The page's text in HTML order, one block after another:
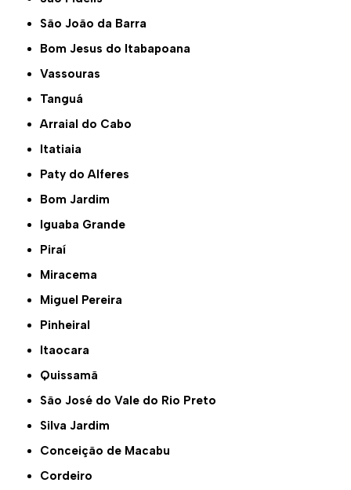
São João da Barra
Bom Jesus do Itabapoana
Vassouras
Tanguá
Arraial do Cabo
Itatiaia
Paty do Alferes
Bom Jardim
Iguaba Grande
Piraí
Miracema
Miguel Pereira
Pinheiral
Itaocara
Quissamã
São José do Vale do Rio Preto
Silva Jardim
Conceição de Macabu
Cordeiro